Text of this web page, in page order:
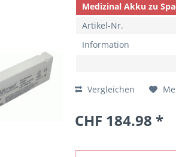
Medizinal Akku zu
Artikel-Nr.
Information
Vergleichen
CHF 184.98 *